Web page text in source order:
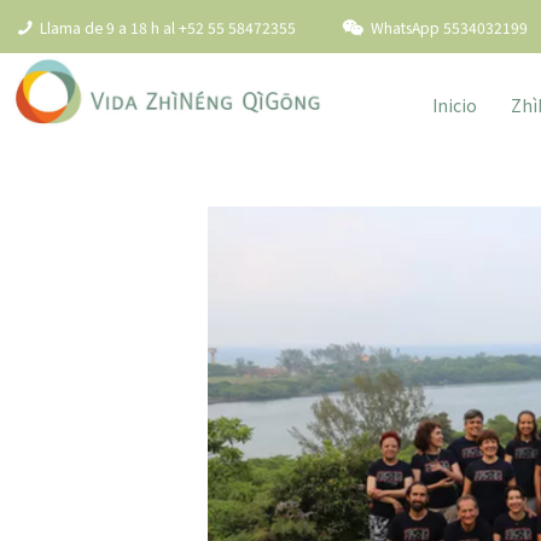
Llama de 9 a 18 h al +52 55 58472355 WhatsApp 5534032199
Inicio